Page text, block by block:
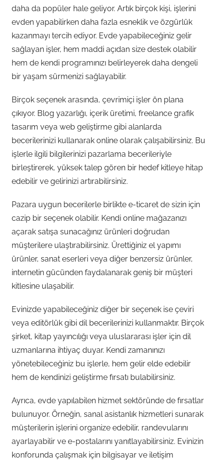
daha da popüler hale geliyor. Artık birçok kişi, işlerini
evden yapabilirken daha fazla esneklik ve özgürlük
kazanmayı tercih ediyor. Evde yapabileceğiniz gelir
sağlayan işler, hem maddi açıdan size destek olabilir
hem de kendi programınızı belirleyerek daha dengeli
bir yaşam sürmenizi sağlayabilir.
Birçok seçenek arasında, çevrimiçi işler ön plana
çıkıyor. Blog yazarlığı, içerik üretimi, freelance grafik
tasarım veya web geliştirme gibi alanlarda
becerilerinizi kullanarak online olarak çalışabilirsiniz. Bu
işlerle ilgili bilgilerinizi pazarlama becerileriyle
birleştirerek, yüksek talep gören bir hedef kitleye hitap
edebilir ve gelirinizi artırabilirsiniz.
Pazara uygun becerilerle birlikte e-ticaret de sizin için
cazip bir seçenek olabilir. Kendi online mağazanızı
açarak satışa sunacağınız ürünleri doğrudan
müşterilere ulaştırabilirsiniz. Ürettiğiniz el yapımı
ürünler, sanat eserleri veya diğer benzersiz ürünler,
internetin gücünden faydalanarak geniş bir müşteri
kitlesine ulaşabilir.
Evinizde yapabileceğiniz diğer bir seçenek ise çeviri
veya editörlük gibi dil becerilerinizi kullanmaktır. Birçok
şirket, kitap yayıncılığı veya uluslararası işler için dil
uzmanlarına ihtiyaç duyar. Kendi zamanınızı
yönetebileceğiniz bu işlerle, hem gelir elde edebilir
hem de kendinizi geliştirme fırsatı bulabilirsiniz.
Ayrıca, evde yapılabilen hizmet sektöründe de fırsatlar
bulunuyor. Örneğin, sanal asistanlık hizmetleri sunarak
müşterilerin işlerini organize edebilir, randevularını
ayarlayabilir ve e-postalarını yanıtlayabilirsiniz. Evinizin
konforunda çalışmak için bilgisayar ve iletişim